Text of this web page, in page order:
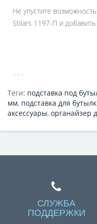
Не упустите
Stilars 1197-П и
```
Теги: подставка под
мм, подставка для
аксессуары, органайзер
СЛУЖБА
ПОДДЕРЖКИ